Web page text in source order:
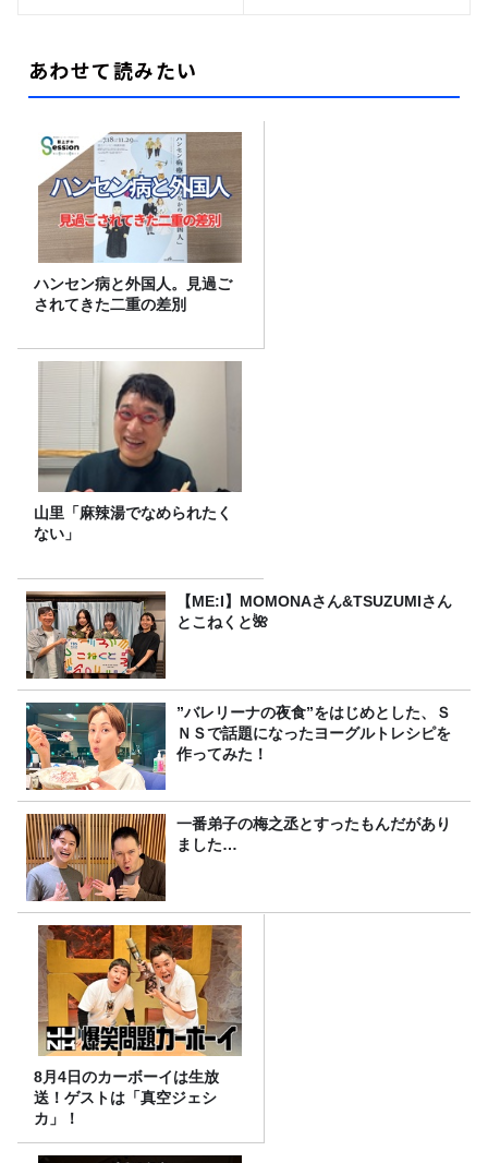
あわせて読みたい
ハンセン病と外国人。見過ご
されてきた二重の差別
山里「麻辣湯でなめられたく
ない」
【ME:I】MOMONAさん&TSUZUMIさん
とこねくと🌺
”バレリーナの夜食”をはじめとした、Ｓ
ＮＳで話題になったヨーグルトレシピを
作ってみた！
一番弟子の梅之丞とすったもんだがあり
ました…
8月4日のカーボーイは生放
送！ゲストは「真空ジェシ
カ」！